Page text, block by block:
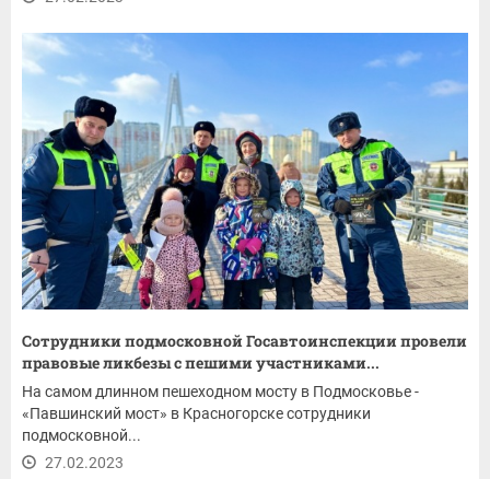
Сотрудники подмосковной Госавтоинспекции провели
правовые ликбезы с пешими участниками...
На самом длинном пешеходном мосту в Подмосковье -
«Павшинский мост» в Красногорске сотрудники
подмосковной...
27.02.2023